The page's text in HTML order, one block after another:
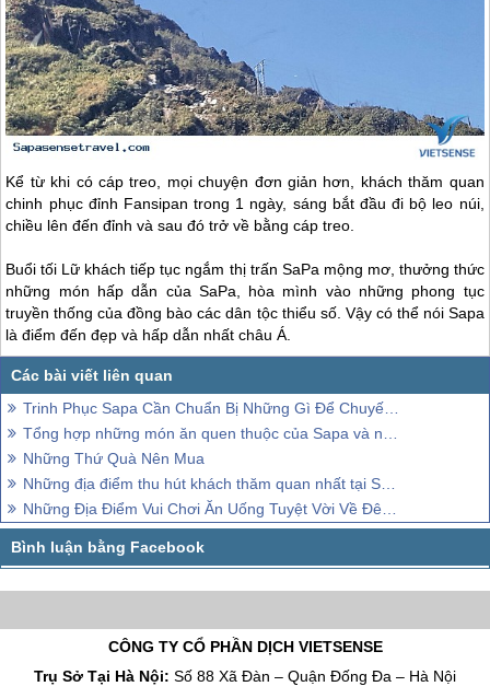
Kể từ khi có cáp treo, mọi chuyện đơn giản hơn, khách thăm quan
chinh phục đỉnh Fansipan trong 1 ngày, sáng bắt đầu đi bộ leo núi,
chiều lên đến đỉnh và sau đó trở về bằng cáp treo.
Buổi tối Lữ khách tiếp tục ngắm thị trấn SaPa mộng mơ, thưởng thức
những món hấp dẫn của SaPa , hòa mình vào những phong tục
truyền thống của đồng bào các dân tộc thiểu số. Vậy có thể nói Sapa
là điểm đến đẹp và hấp dẫn nhất châu Á.
Trinh Phục Sapa Cần Chuẩn Bị Những Gì Để Chuyến Đi Được Trọn Vẹn Đầy Đủ Nhất
Tổng hợp những món ăn quen thuộc của Sapa và những đồ ăn truyền thống của Sapa.
Những Thứ Quà Nên Mua
Những địa điểm thu hút khách thăm quan nhất tại Sapa
Những Địa Điểm Vui Chơi Ăn Uống Tuyệt Vời Về Đêm Tại Sapa
CÔNG TY CỔ PHẦN DỊCH VIETSENSE
Trụ Sở Tại Hà Nội: Số 88 Xã Đàn – Quận Đống Đa – Hà Nội